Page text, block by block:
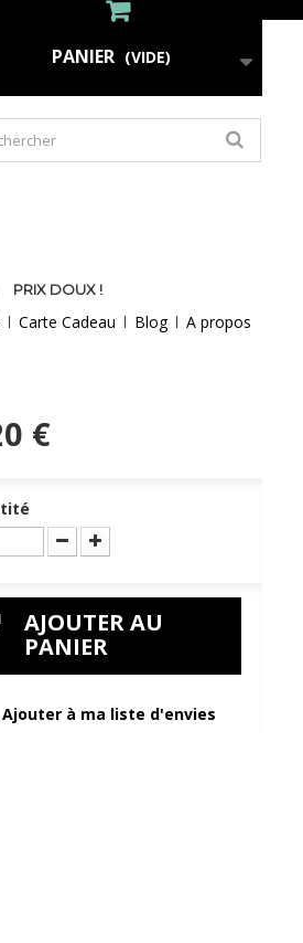
PANIER (VIDE)
PRIX DOUX !
Carte Cadeau Blog A propos
€
AJOUTER AU
PANIER
Ajouter à ma liste d'envies